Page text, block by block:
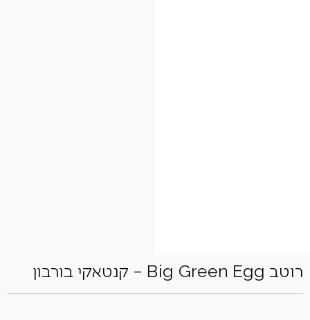
רוטב Big Green Egg – קנטאקי בורבון